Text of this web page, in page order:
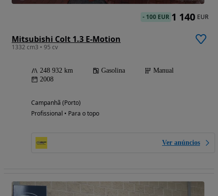
Mitsubishi Colt 1.3 E-Motion
1332 cm3 • 95 cv
248 932 km Gasolina
Manual
2008
Campanhã (Porto)
Profissional • Para o topo
Ver anúncios
- 100 EUR 1 140 EUR